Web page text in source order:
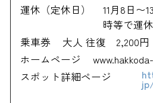
運休（定休日）
11月8日〜
時等で運
乗車券
大人 往復 2,200円
ホームページ
スポット詳細ページ